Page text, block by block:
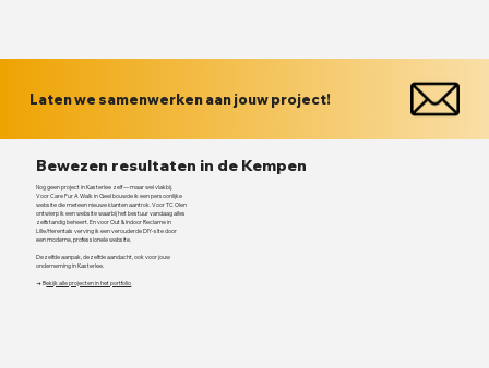
Laten we samenwerken aan jouw project!
Bewezen resultaten in de Kempen
Nog geen project in Kasterlee zelf — maar wel vlakbij.
Voor Care Fur A Walk in Geel bouwde ik een persoonlijke
website die meteen nieuwe klanten aantrok. Voor TC Olen
ontwierp ik een website waarbij het bestuur vandaag alles
zelfstandig beheert. En voor Out & Indoor Reclame in
Lille/Herentals verving ik een verouderde DIY-site door
een moderne, professionele website.
Dezelfde aanpak, dezelfde aandacht, ook voor jouw
onderneming in Kasterlee.
→ Bekijk alle projecten in het portfolio